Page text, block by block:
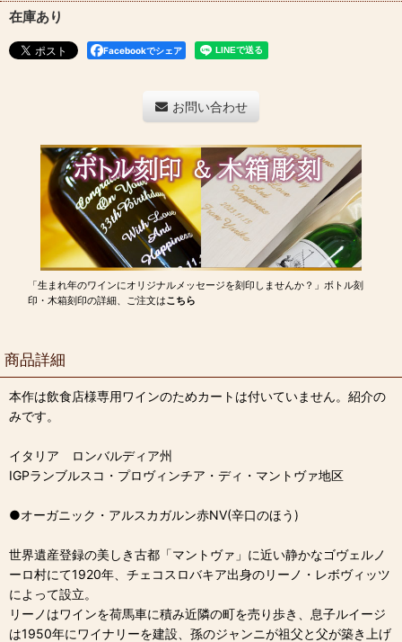
在庫あり
Facebookでシェア
お問い合わせ
「生まれ年のワインにオリジナルメッセージを刻印しませんか？」ボトル刻
印・木箱刻印の詳細、ご注文はこちら
商品詳細
本作は飲食店様専用ワインのためカートは付いていません。紹介の
みです。
イタリア ロンバルディア州
IGPランブルスコ・プロヴィンチア・ディ・マントヴァ地区
●オーガニック・アルスカガルン赤NV(辛口のほう)
世界遺産登録の美しき古都「マントヴァ」に近い静かなゴヴェルノ
ーロ村にて1920年、チェコスロバキア出身のリーノ・レボヴィッツ
によって設立。
リーノはワインを荷馬車に積み近隣の町を売り歩き、息子ルイージ
は1950年にワイナリーを建設、孫のジャンニが祖父と父が築き上げ